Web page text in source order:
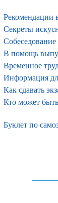
Рекомендации
Секреты
Собеседование
В помощь
Временное
Информация
Как сдавать
Кто может быть
Буклет по